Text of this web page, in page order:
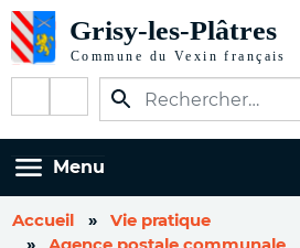
au
sociaux
Menu
Accueil
Vie pratique